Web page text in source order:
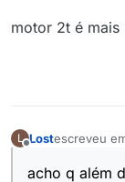
motor 2t é mais
L Lostescreveu
última
acho q além